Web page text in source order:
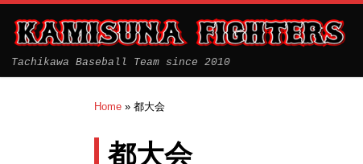
Tachikawa Baseball Team since 2010
Home » 都大会
都大会